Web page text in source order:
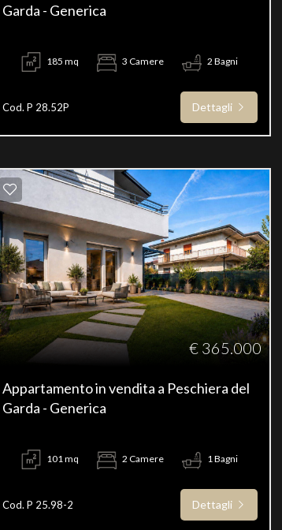
Garda - Generica
185 mq 3 Camere 2 Bagni
Cod. P 28.52P Dettagli
€ 365.000
Appartamento in vendita a Peschiera del
Garda - Generica
101 mq 2 Camere 1 Bagni
Cod. P 25.98-2 Dettagli